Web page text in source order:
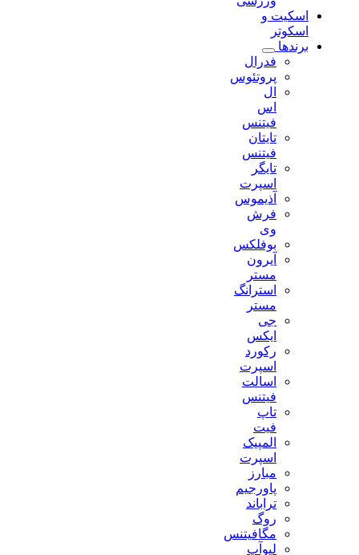
اسکیت و
اسکوتر
برندها
فدرال
پروتئوس
فیتنس
تایتان
فیتنس
تایگر
اسپرت
آذیموس
فرش
بوفلکس
آیرون
استرانگ
جی
رکورد
اسپرت
اسالت
فیتنس
تاپ
المپیک
اسپرت
مبارز
پاورجیم
تراباند
روگ
مگافیتنس
لیوآپ